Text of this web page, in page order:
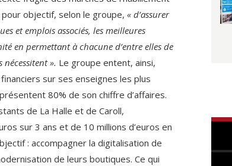
objectif, selon le groupe, « d’assurer
et emplois associés, les meilleures
en permettant à chacune d’entre elles de
nécessitent ». Le groupe entent, ainsi,
sur ses enseignes les plus
80% de son chiffre d’affaires.
de La Halle et de Caroll,
sur 3 ans et de 10 millions d’euros en
: accompagner la digitalisation de
de leurs boutiques. Ce qui